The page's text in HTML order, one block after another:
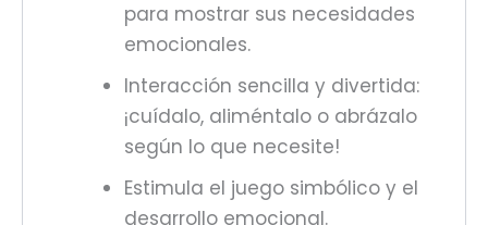
para mostrar sus necesidades
emocionales.
Interacción sencilla y divertida:
¡cuídalo, aliméntalo o abrázalo
según lo que necesite!
Estimula el juego simbólico y el
desarrollo emocional.